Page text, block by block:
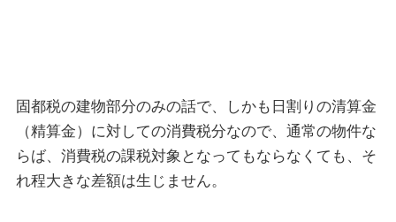
固都税の建物部分のみの話で、しかも日割りの清算金
（精算金）に対しての消費税分なので、通常の物件な
らば、消費税の課税対象となってもならなくても、そ
れ程大きな差額は生じません。